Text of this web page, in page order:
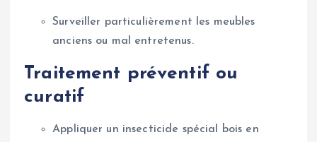
Surveiller particulièrement les meubles
anciens ou mal entretenus.
Traitement préventif ou
curatif
Appliquer un insecticide spécial bois en